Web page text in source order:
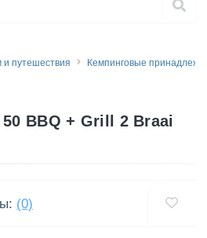
и путешествия Кемпинговые
BBQ + Grill 2 Braai
(0)